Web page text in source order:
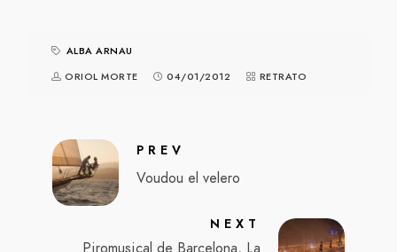
ALBA ARNAU
ORIOL MORTE
04/01/2012 RETRATO
PREV
Voudou el velero
NEXT